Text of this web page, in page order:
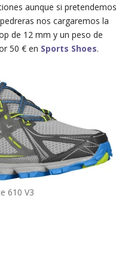
aunque si pretendemos
nos cargaremos la
de 12 mm y un peso de
50 € en Sports Shoes.
610 V3